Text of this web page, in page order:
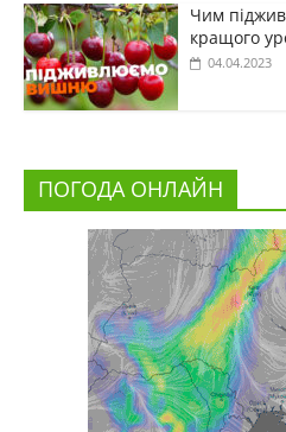
Чим
кращого
04.04.2023
ПОГОДА ОНЛАЙН